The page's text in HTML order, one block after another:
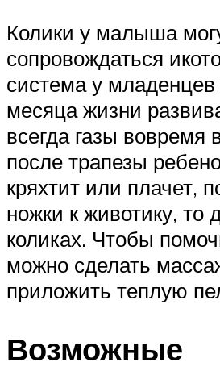
Колики у малыша
сопровождаться
система у
месяца жизни
всегда газы вовремя
после трапезы
кряхтит или плачет,
ножки к животику, то
коликах. Чтобы
можно сделать
приложить теплую
Возможные